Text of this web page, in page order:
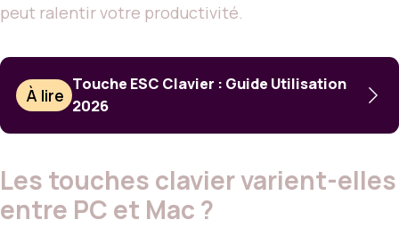
peut ralentir votre productivité.
À lire
Touche ESC Clavier : Guide Utilisation
2026
Les touches clavier varient-elles
entre PC et Mac ?